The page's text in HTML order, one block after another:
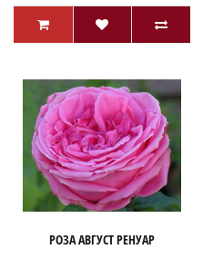
РОЗА АВГУСТ РЕНУАР